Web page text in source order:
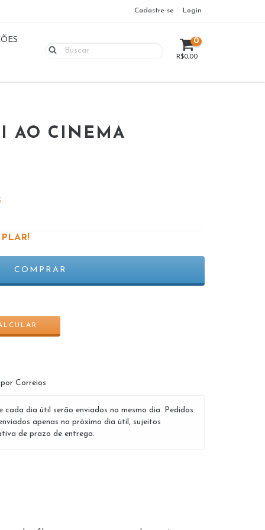
Cadastre-se Login
0
R$0,00
AO CINEMA
Correios
cada dia útil serão enviados no mesmo dia. Pedidos
apenas no próximo dia útil, sujeitos
de prazo de entrega.